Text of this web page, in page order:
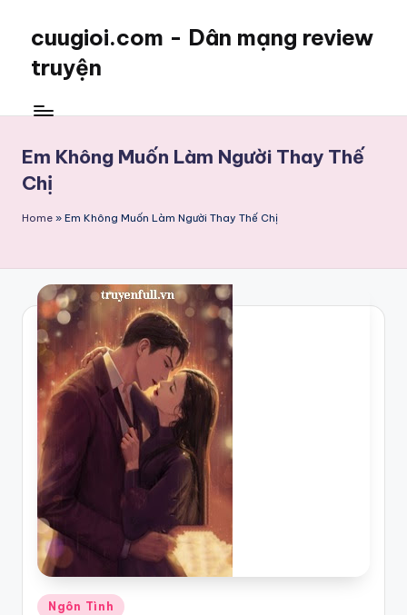
cuugioi.com - Dân mạng review
truyện
Em Không Muốn Làm Người Thay Thế
Chị
Home » Em Không Muốn Làm Người Thay Thế Chị
Posted
Ngôn Tình